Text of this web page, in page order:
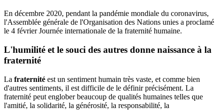
En décembre 2020, pendant la pandémie mondiale du coronavirus,
l'Assemblée générale de l'Organisation des Nations unies a proclamé
le 4 février Journée internationale de la fraternité humaine.
L'humilité et le souci des autres donne naissance à la
fraternité
La fraternité est un sentiment humain très vaste, et comme bien
d'autres sentiments, il est difficile de le définir précisément. La
fraternité peut englober beaucoup de qualités humaines telles que
l'amitié, la solidarité, la générosité, la responsabilité, la